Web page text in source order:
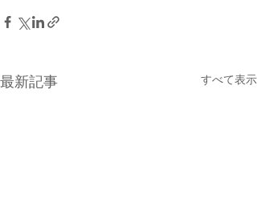
最新記事 すべて表示